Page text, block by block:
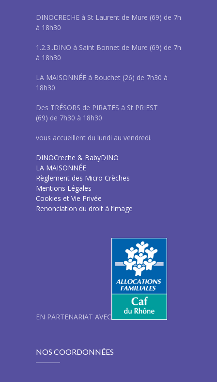
DINOCRECHE à St Laurent de Mure (69) de 7h
à 18h30
1.2.3..DINO à Saint Bonnet de Mure (69) de 7h
à 18h30
LA MAISONNÉE à Bouchet (26) de 7h30 à
18h30
Des TRÉSORS de PIRATES à St PRIEST
(69) de 7h30 à 18h30
vous accueillent du lundi au vendredi.
DINOCreche & BabyDINO
LA MAISONNÉE
Règlement des Micro Crèches
Mentions Légales
Cookies et Vie Privée
Renonciation du droit à l’image
EN PARTENARIAT AVEC
NOS COORDONNÉES